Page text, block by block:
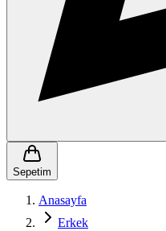
Sepetim
Anasayfa
Erkek